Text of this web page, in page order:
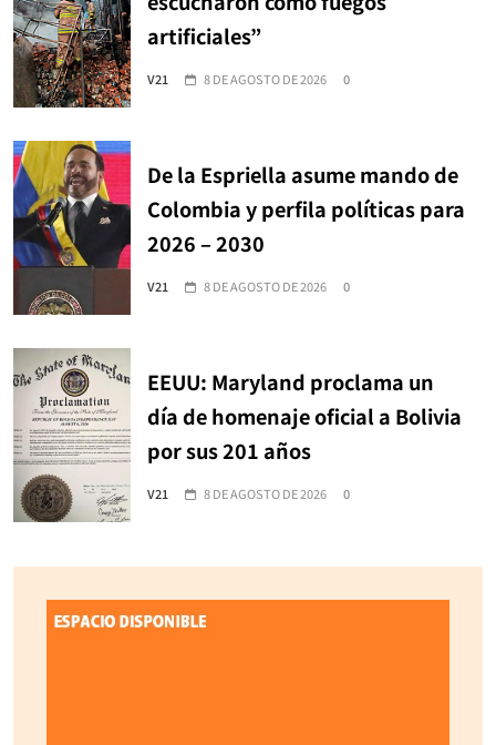
artificiales”
V21 8 DE AGOSTO DE 2026 0
De la Espriella asume mando de
Colombia y perfila políticas para
2026 – 2030
V21 8 DE AGOSTO DE 2026 0
EEUU: Maryland proclama un
día de homenaje oficial a Bolivia
por sus 201 años
V21 8 DE AGOSTO DE 2026 0